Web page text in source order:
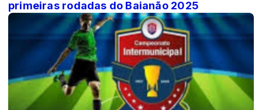
primeiras rodadas do Baianão 2025